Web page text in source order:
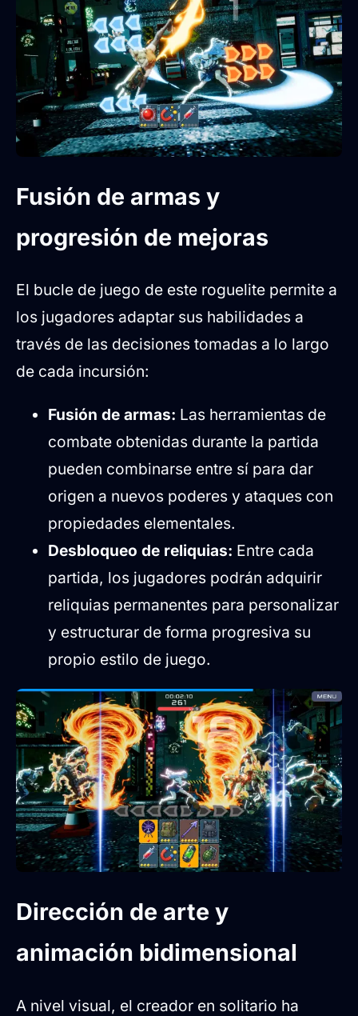
Fusión de armas y
progresión de mejoras
El bucle de juego de este roguelite permite a
los jugadores adaptar sus habilidades a
través de las decisiones tomadas a lo largo
de cada incursión:
Fusión de armas: Las herramientas de
combate obtenidas durante la partida
pueden combinarse entre sí para dar
origen a nuevos poderes y ataques con
propiedades elementales.
Desbloqueo de reliquias: Entre cada
partida, los jugadores podrán adquirir
reliquias permanentes para personalizar
y estructurar de forma progresiva su
propio estilo de juego.
Dirección de arte y
animación bidimensional
A nivel visual, el creador en solitario ha